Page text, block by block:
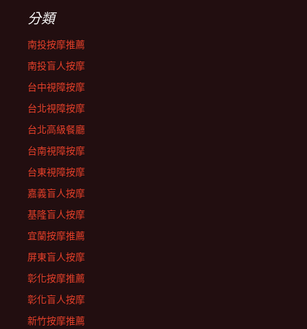
分類
南投按摩推薦
南投盲人按摩
台中視障按摩
台北視障按摩
台北高級餐廳
台南視障按摩
台東視障按摩
嘉義盲人按摩
基隆盲人按摩
宜蘭按摩推薦
屏東盲人按摩
彰化按摩推薦
彰化盲人按摩
新竹按摩推薦